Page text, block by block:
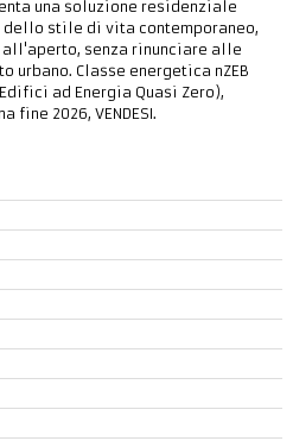
una soluzione residenziale
stile di vita contemporaneo,
senza rinunciare alle
urbano. Classe energetica nZEB
ad Energia Quasi Zero),
fine 2026, VENDESI.